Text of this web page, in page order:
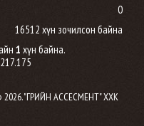
0
16512 хүн зочилсон байна
1 хүн байна.
© 2026. "ГРИЙН АССЕСМЕНТ" ХХК